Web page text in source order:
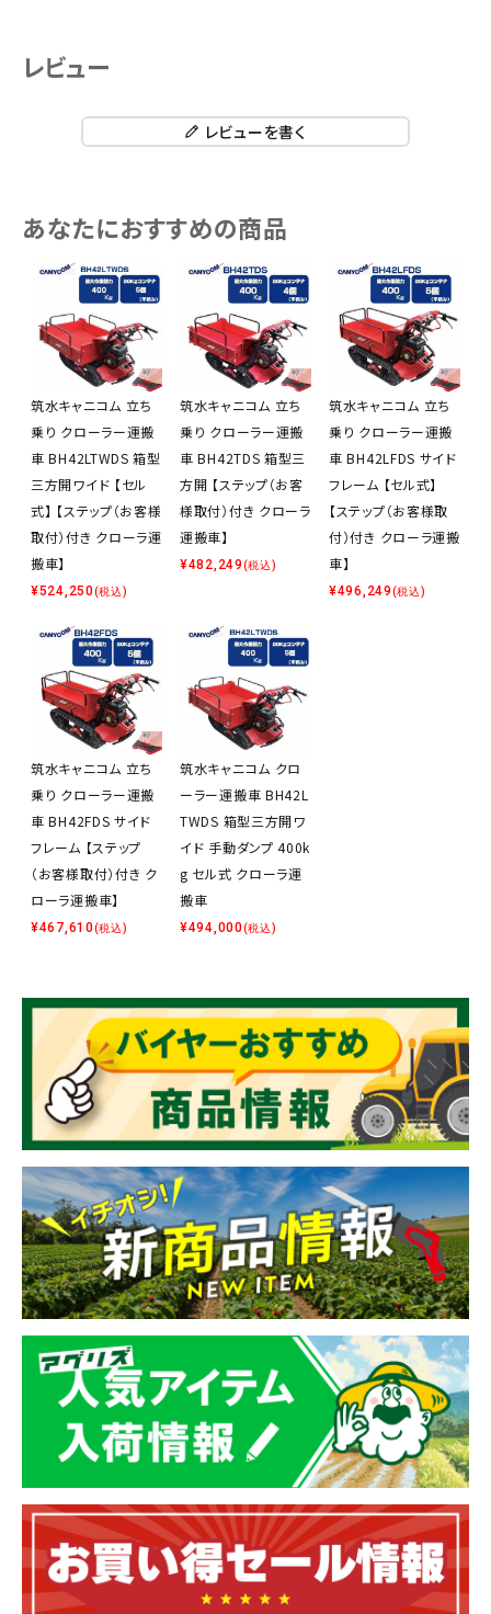
レビュー
レビューを書く
あなたにおすすめの商品
筑水キャニコム 立ち
乗り クローラー運搬
車 BH42LTWDS 箱型
三方開ワイド 【セル
式】 【ステップ（お客様
取付）付き クローラ運
搬車】
¥524,250(税込)
筑水キャニコム 立ち
乗り クローラー運搬
車 BH42TDS 箱型三
方開 【ステップ（お客
様取付）付き クローラ
運搬車】
¥482,249(税込)
筑水キャニコム 立ち
乗り クローラー運搬
車 BH42LFDS サイド
フレーム 【セル式】
【ステップ（お客様取
付）付き クローラ運搬
車】
¥496,249(税込)
筑水キャニコム 立ち
乗り クローラー運搬
車 BH42FDS サイド
フレーム 【ステップ
（お客様取付）付き ク
ローラ運搬車】
¥467,610(税込)
筑水キャニコム クロ
ーラー運搬車 BH42L
TWDS 箱型三方開ワ
イド 手動ダンプ 400k
g セル式 クローラ運
搬車
¥494,000(税込)